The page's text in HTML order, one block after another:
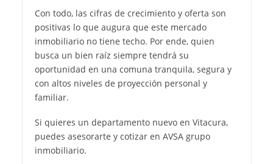
Con todo, las cifras de crecimiento y oferta son
positivas lo que augura que este mercado
inmobiliario no tiene techo. Por ende, quien
busca un bien raíz siempre tendrá su
oportunidad en una comuna tranquila, segura y
con altos niveles de proyección personal y
familiar.
Si quieres un departamento nuevo en Vitacura,
puedes asesorarte y cotizar en AVSA grupo
inmobiliario.